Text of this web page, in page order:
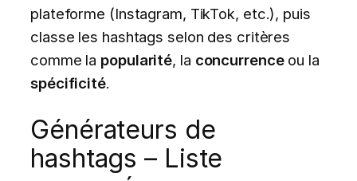
plateforme (Instagram, TikTok, etc.), puis
classe les hashtags selon des critères
comme la popularité, la concurrenceou la
spécificité.
Générateurs de
hashtags – Liste